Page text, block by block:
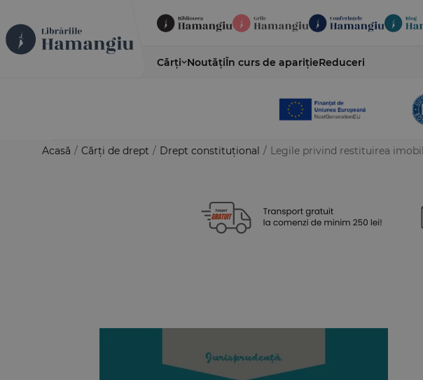
Cărți NoutățiÎn curs de aparițieReduceri
Acasă / Cărți de drept / Drept constituțional / Legile privind restituirea